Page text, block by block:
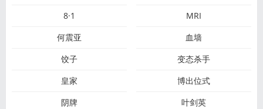
8·1
MRI
何震亚
血墙
饺子
变态杀手
皇家
博出位式
阴牌
叶剑英